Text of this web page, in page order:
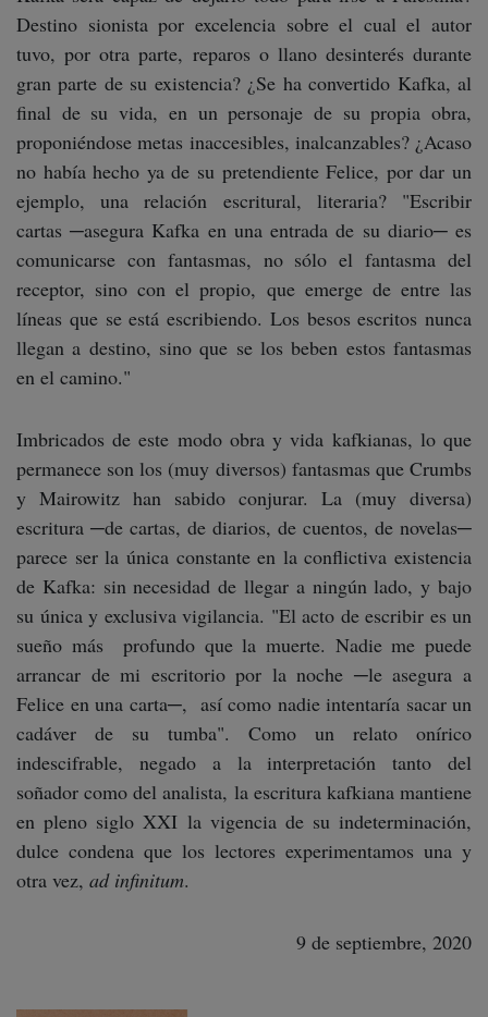
Destino sionista por excelencia sobre el cual el autor
tuvo, por otra parte, reparos o llano desinterés durante
gran parte de su existencia? ¿Se ha convertido Kafka, al
final de su vida, en un personaje de su propia obra,
proponiéndose metas inaccesibles, inalcanzables? ¿Acaso
no había hecho ya de su pretendiente Felice, por dar un
ejemplo, una relación escritural, literaria? "Escribir
cartas ─asegura Kafka en una entrada de su diario─ es
comunicarse con fantasmas, no sólo el fantasma del
receptor, sino con el propio, que emerge de entre las
líneas que se está escribiendo. Los besos escritos nunca
llegan a destino, sino que se los beben estos fantasmas
en el camino."
Imbricados de este modo obra y vida kafkianas, lo que
permanece son los (muy diversos) fantasmas que Crumbs
y Mairowitz han sabido conjurar. La (muy diversa)
escritura ─de cartas, de diarios, de cuentos, de novelas─
parece ser la única constante en la conflictiva existencia
de Kafka: sin necesidad de llegar a ningún lado, y bajo
su única y exclusiva vigilancia. "El acto de escribir es un
sueño más profundo que la muerte. Nadie me puede
arrancar de mi escritorio por la noche ─le asegura a
Felice en una carta─, así como nadie intentaría sacar un
cadáver de su tumba". Como un relato onírico
indescifrable, negado a la interpretación tanto del
soñador como del analista, la escritura kafkiana mantiene
en pleno siglo XXI la vigencia de su indeterminación,
dulce condena que los lectores experimentamos una y
otra vez, ad infinitum.
9 de septiembre, 2020